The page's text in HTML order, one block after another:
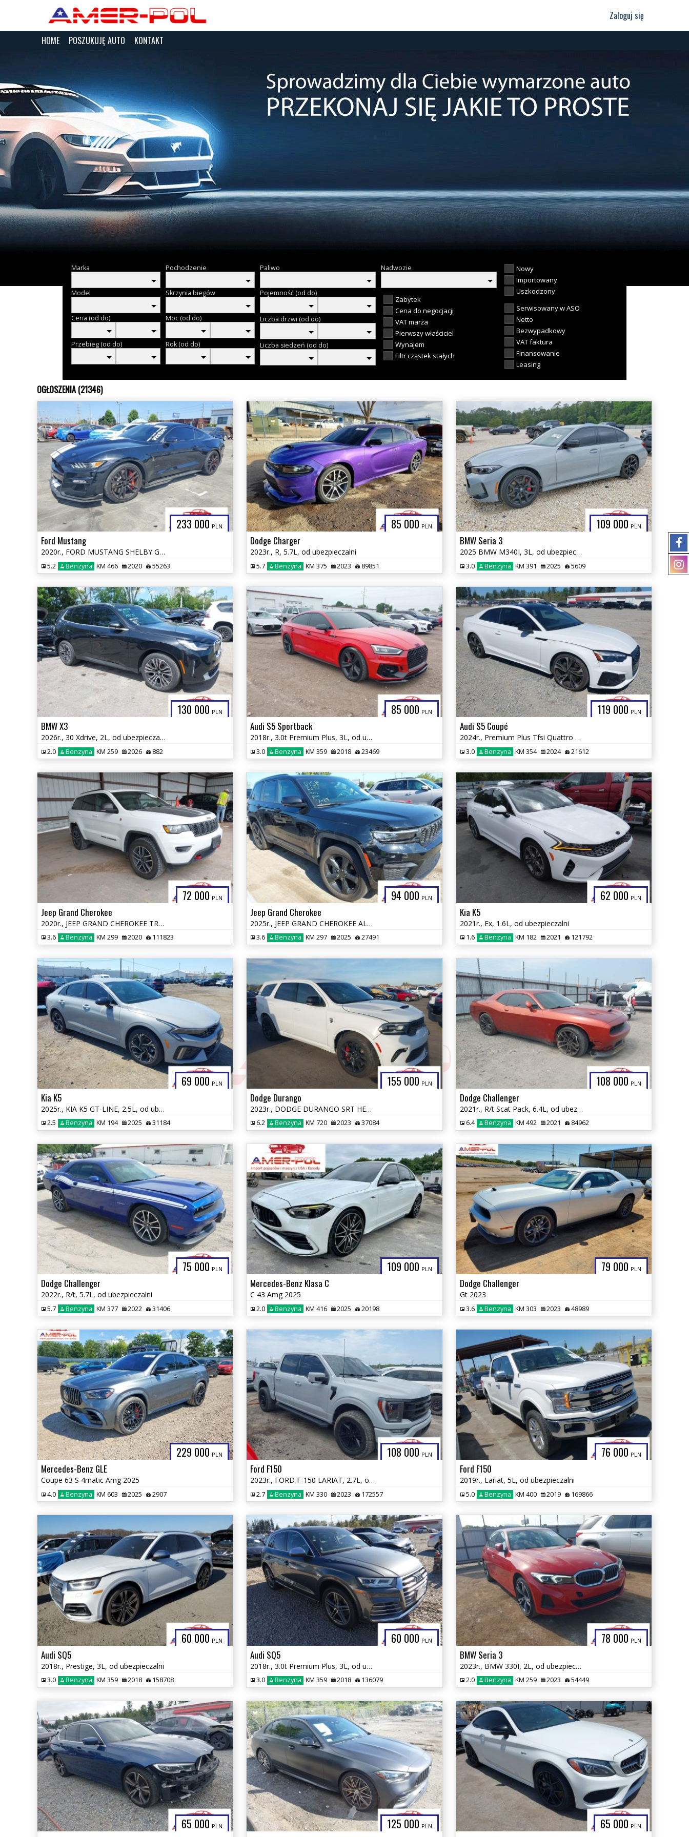
Zaloguj się
HOME POSZUKUJĘ AUTO KONTAKT
Marka
Model
Cena (od do)
Przebieg (od do)
Pochodzenie
Skrzynia biegów
Moc (od do)
Rok (od do)
Paliwo
Pojemność (od do)
Liczba drzwi (od do)
Liczba siedzeń (od do)
Nadwozie
Zabytek
Cena do negocjacji
VAT marża
Pierwszy właściciel
Wynajem
Filtr cząstek stałych
Nowy
Importowany
Uszkodzony
Serwisowany w ASO
Netto
Bezwypadkowy
VAT faktura
Finansowanie
Leasing
OGŁOSZENIA (21346)
233 000 PLN
Ford Mustang
2020r., FORD MUSTANG SHELBY GT500, 5.2L, od ubezpieczalni
5.2 Benzyna KM 466 2020 55263
85 000 PLN
Dodge Charger
2023r., R, 5.7L, od ubezpieczalni
5.7 Benzyna KM 375 2023 89851
109 000 PLN
BMW Seria 3
2025 BMW M340I, 3L, od ubezpieczalni
3.0 Benzyna KM 391 2025 5609
130 000 PLN
BMW X3
2026r., 30 Xdrive, 2L, od ubezpieczalni
2.0 Benzyna KM 259 2026 882
85 000 PLN
Audi S5 Sportback
2018r., 3.0t Premium Plus, 3L, od ubezpieczalni
3.0 Benzyna KM 359 2018 23469
119 000 PLN
Audi S5 Coupé
2024r., Premium Plus Tfsi Quattro Tiptronic, 3L, od ubezpieczalni
3.0 Benzyna KM 354 2024 21612
72 000 PLN
Jeep Grand Cherokee
2020r., JEEP GRAND CHEROKEE TRAILHAWK 4X4, 3.6L, od ubezpieczalni
3.6 Benzyna KM 299 2020 111823
94 000 PLN
Jeep Grand Cherokee
2025r., JEEP GRAND CHEROKEE ALTITUDE X 4X4, 3.6L, od ubezpieczalni
3.6 Benzyna KM 297 2025 27491
62 000 PLN
Kia K5
2021r., Ex, 1.6L, od ubezpieczalni
1.6 Benzyna KM 182 2021 121792
69 000 PLN
Kia K5
2025r., KIA K5 GT-LINE, 2.5L, od ubezpieczalni
2.5 Benzyna KM 194 2025 31184
155 000 PLN
Dodge Durango
2023r., DODGE DURANGO SRT HELLCAT PREMIUM AWD, 6.2L, od ubezpieczalni
6.2 Benzyna KM 720 2023 37084
108 000 PLN
Dodge Challenger
2021r., R/t Scat Pack, 6.4L, od ubezpieczalni
6.4 Benzyna KM 492 2021 84962
75 000 PLN
Dodge Challenger
2022r., R/t, 5.7L, od ubezpieczalni
5.7 Benzyna KM 377 2022 31406
109 000 PLN
Mercedes-Benz Klasa C
C 43 Amg 2025
2.0 Benzyna KM 416 2025 20198
79 000 PLN
Dodge Challenger
Gt 2023
3.6 Benzyna KM 303 2023 48989
229 000 PLN
Mercedes-Benz GLE
Coupe 63 S 4matic Amg 2025
4.0 Benzyna KM 603 2025 2907
108 000 PLN
Ford F150
2023r., FORD F-150 LARIAT, 2.7L, od ubezpieczalni
2.7 Benzyna KM 330 2023 172557
76 000 PLN
Ford F150
2019r., Lariat, 5L, od ubezpieczalni
5.0 Benzyna KM 400 2019 169866
60 000 PLN
Audi SQ5
2018r., Prestige, 3L, od ubezpieczalni
3.0 Benzyna KM 359 2018 158708
60 000 PLN
Audi SQ5
2018r., 3.0t Premium Plus, 3L, od ubezpieczalni
3.0 Benzyna KM 359 2018 136079
78 000 PLN
BMW Seria 3
2023r., BMW 330I, 2L, od ubezpieczalni
2.0 Benzyna KM 259 2023 54449
65 000 PLN 125 000 PLN 65 000 PLN